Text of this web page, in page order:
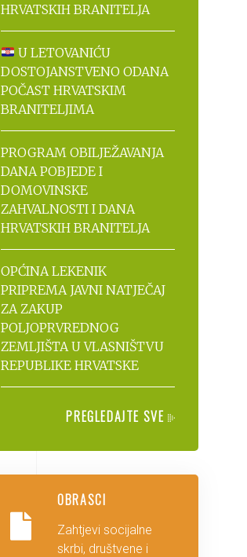
HRVATSKIH BRANITELJA
U LETOVANIĆU
DOSTOJANSTVENO ODANA
POČAST HRVATSKIM
BRANITELJIMA
PROGRAM OBILJEŽAVANJA
DANA POBJEDE I
DOMOVINSKE
ZAHVALNOSTI I DANA
HRVATSKIH BRANITELJA
OPĆINA LEKENIK
PRIPREMA JAVNI NATJEČAJ
ZA ZAKUP
POLJOPRVREDNOG
ZEMLJIŠTA U VLASNIŠTVU
REPUBLIKE HRVATSKE
PREGLEDAJTE SVE
OBRASCI
Zahtjevi socijalne
skrbi, društvene i